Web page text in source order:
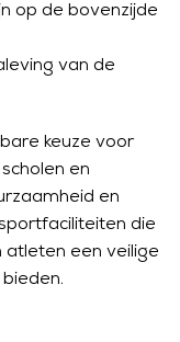
op de bovenzijde
van de
keuze voor
en
en
die
atleten een veilige